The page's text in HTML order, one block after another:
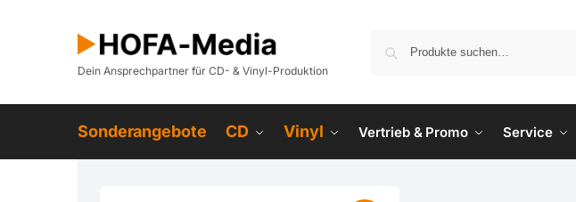
Dein Ansprechpartner für CD- & Vinyl-Produktion
Sonderangebote CD Vinyl Vertrieb & Promo Service